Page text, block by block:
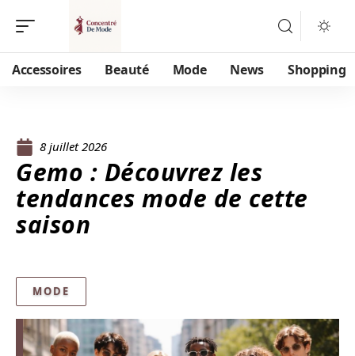
Accessoires Beauté Mode News Shopping
8 juillet 2026
Gemo : Découvrez les
tendances mode de cette
saison
MODE